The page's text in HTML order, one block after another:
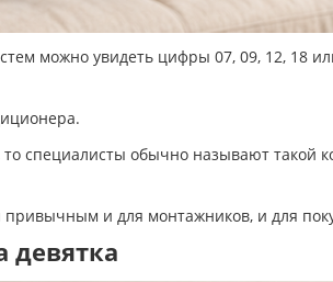
можно увидеть цифры 07, 09, 12, 18
специалисты обычно называют такой
и для монтажников, и для
девятка